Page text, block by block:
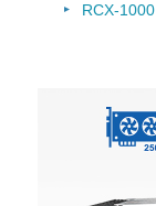
RCX-1000